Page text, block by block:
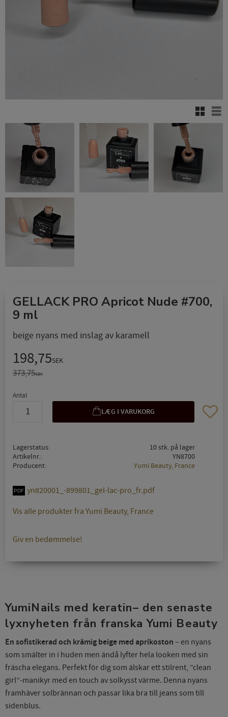
Rutenett
GELLACK PRO Apricot Nude #700,
9 ml
beige nyans med inslag av karamell
Nedsat pris:
198,75SEK
Original pris:
373,75SEK
Antal
Gem
Lagerstatus
10 stk. på lager
Artikelnr.
YN8700
Producent
Yumi Beauty, France
yn820001_-899801_gel-lac-pro_fr.pdf
Vis alle produkter fra Yumi Beauty, France
Giv en bedømmelse!
YumiNails med keratin– den senaste
lyxnyheten från franska Yumi Beauty
En sofistikerad och krämig beige med aprikoston – en nyans
som smälter in i huden men ändå lyfter hela looken med sin
fräscha elegans. Perfekt för dig som älskar ett stilrent, “clean
girl”-manikyr med en touch av solkysst värme. Denna nyans
framhäver solbrännan och passar lika bra till jeans som till
sidenblus.